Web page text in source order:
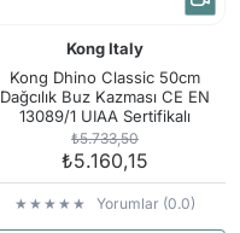
Kong Italy
Kong Dhino Classic 50cm
Dağcılık Buz Kazması CE EN
13089/1 UIAA Sertifikalı
₺5.733,50
₺5.160,15
Yorumlar (0.0)